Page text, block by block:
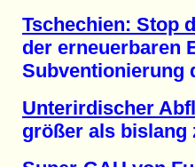
Tschechien: Stop
der erneuerbaren
Subventionierung
Unterirdischer
größer als bislang